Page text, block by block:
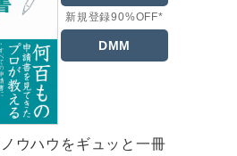
新規登録90%OFF*
DMM
ウハウをギュッと一冊